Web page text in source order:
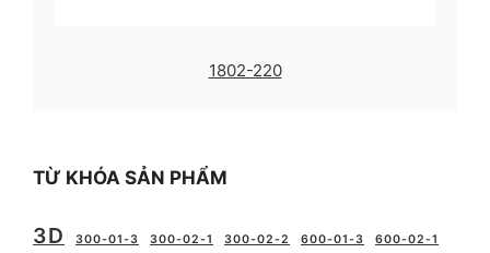
1802-220
TỪ KHÓA SẢN PHẨM
3D 300-01-3 300-02-1 300-02-2 600-01-3 600-02-1